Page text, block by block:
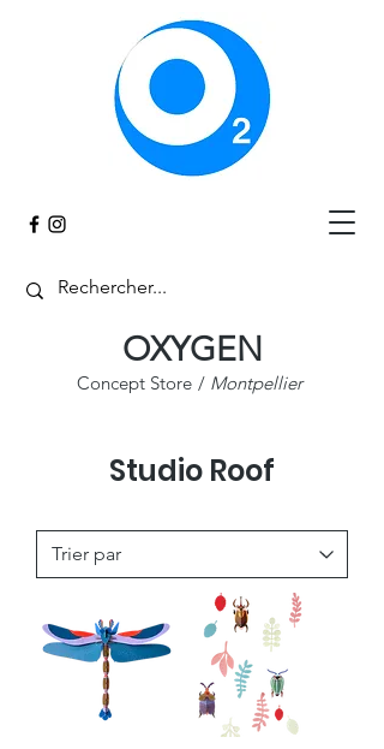
OXYGEN
Concept Store / Montpellier
Studio Roof